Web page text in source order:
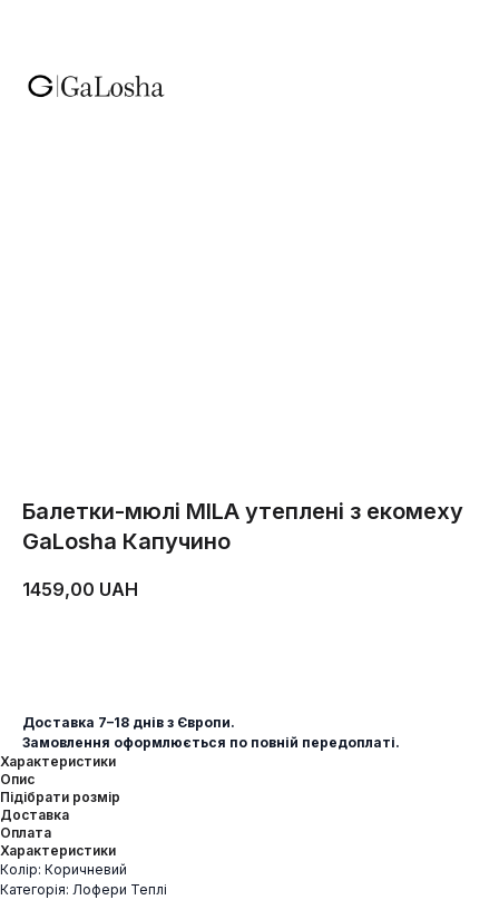
Балетки-мюлі MILA утеплені з екомеху
GaLosha Капучино
1459,00 UAH
Доставка 7–18 днів з Європи.
Замовлення оформлюється по повній передоплаті.
Характеристики
Опис
Підібрати розмір
Доставка
Оплата
Характеристики
Колір: Коричневий
Категорія: Лофери Теплі